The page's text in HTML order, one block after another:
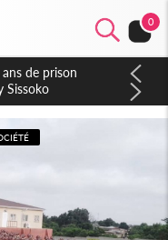
0
acheteurs des